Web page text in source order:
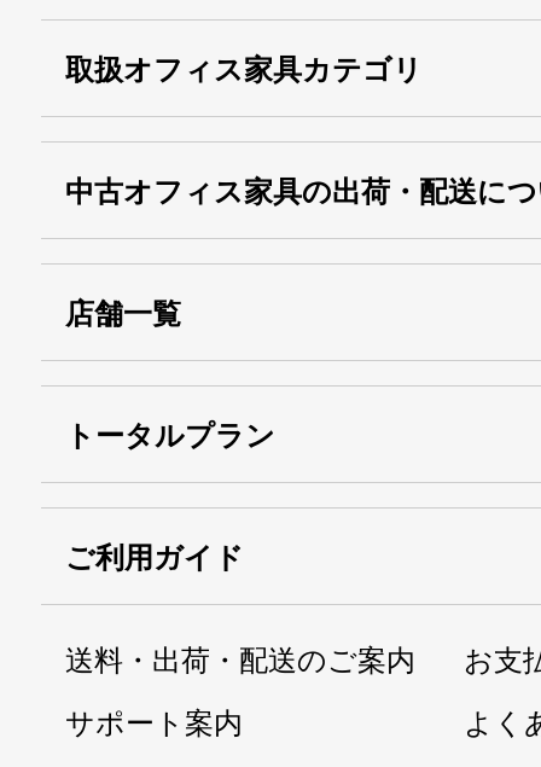
取扱オフィス家具カテゴリ
中古オフィス家具の出荷・配送に
店舗一覧
トータルプラン
ご利用ガイド
送料・出荷・配送のご案内
お支
サポート案内
よく